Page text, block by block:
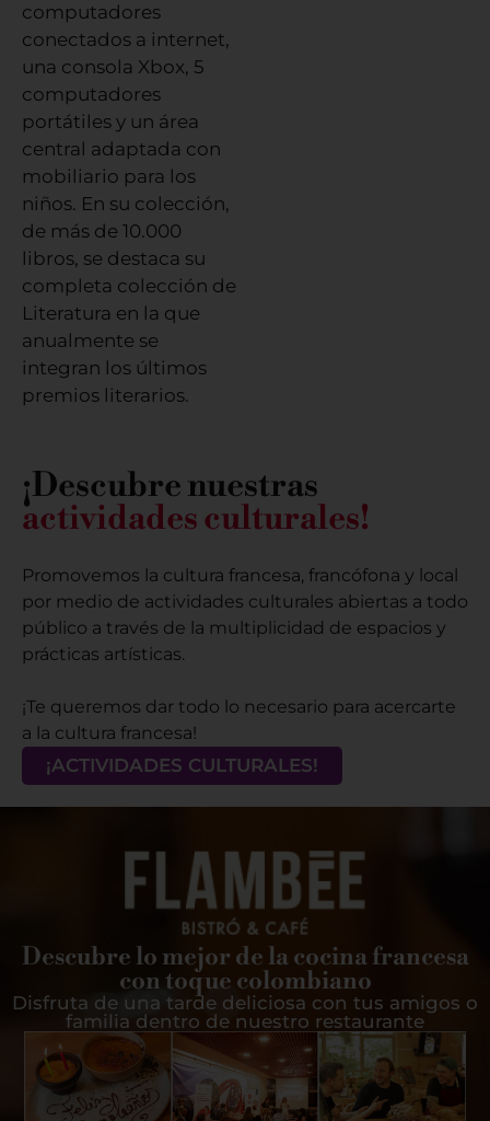
computadores
conectados a internet,
una consola Xbox, 5
computadores
portátiles y un área
central adaptada con
mobiliario para los
niños. En su colección,
de más de 10.000
libros, se destaca su
completa colección de
Literatura en la que
anualmente se
integran los últimos
premios literarios.
¡Descubre nuestras
actividades culturales!
Promovemos la cultura francesa, francófona y local
por medio de actividades culturales abiertas a todo
público a través de la multiplicidad de espacios y
prácticas artísticas.
¡Te queremos dar todo lo necesario para acercarte
a la cultura francesa!
¡ACTIVIDADES CULTURALES!
Descubre lo mejor de la cocina francesa
con toque colombiano
Disfruta de una tarde deliciosa con tus amigos o
familia dentro de nuestro restaurante